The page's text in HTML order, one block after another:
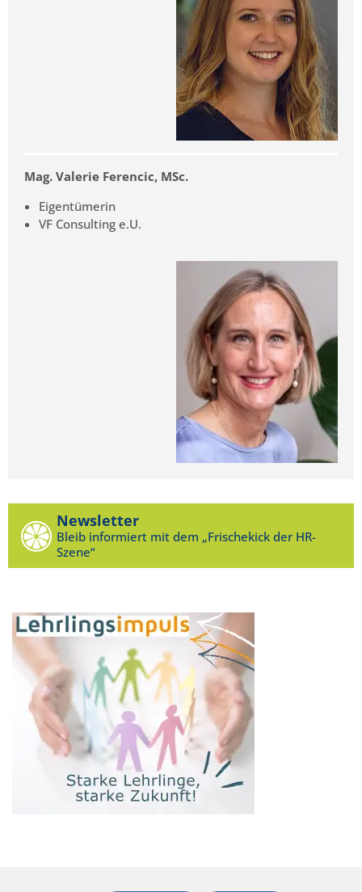
Mag. Valerie Ferencic, MSc.
Eigentümerin
VF Consulting e.U.
Newsletter
Bleib informiert mit dem „Frischekick der HR-
Szene“